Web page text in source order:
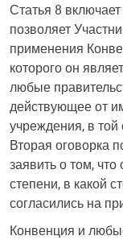
Статья 8
позволяет
применения
которого он
любые
действующее от
учреждения, в той
Вторая оговорка
заявить о том,
степени, в какой
согласились на
Конвенция и